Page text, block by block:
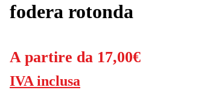
fodera rotonda
A partire da 17,00€Prezzo
IVA inclusa